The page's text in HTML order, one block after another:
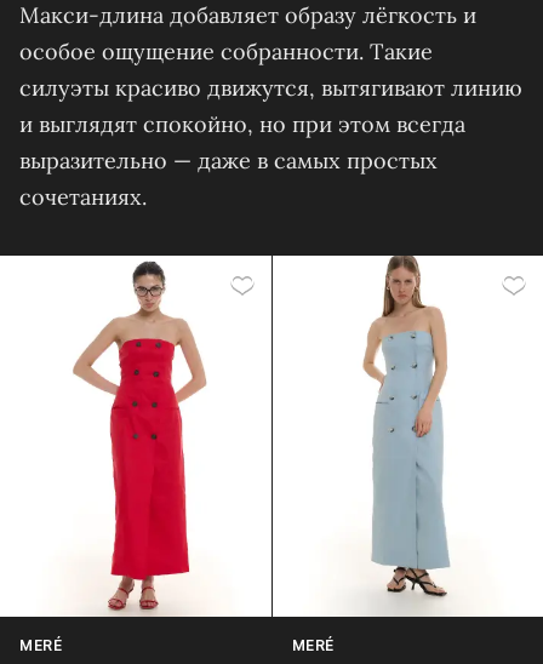
Макси-длина добавляет образу лёгкость и
особое ощущение собранности. Такие
силуэты красиво движутся, вытягивают линию
и выглядят спокойно, но при этом всегда
выразительно — даже в самых простых
сочетаниях.
MERÉ MERÉ